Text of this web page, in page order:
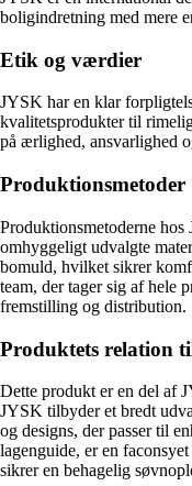
boligindretning med mere
Etik og værdier
JYSK har en klar
kvalitetsprodukter til
på ærlighed, ansvarlighed
Produktionsmetoder
Produktionsmetoderne
omhyggeligt udvalgte
bomuld, hvilket sikrer
team, der tager sig af hele
fremstilling og distribution.
Produktets relation
Dette produkt er en del af
JYSK tilbyder et bredt
og designs, der passer til
lagenguide, er en
sikrer en behagelig